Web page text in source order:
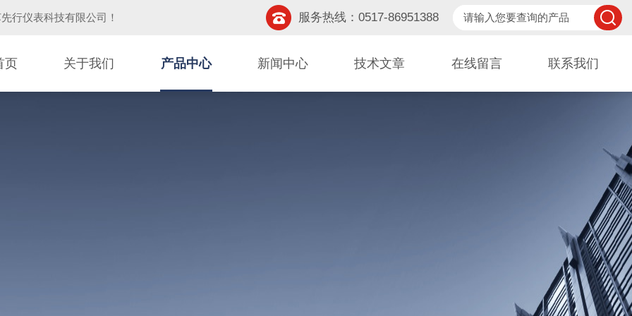
行仪表科技有限公司！ 服务热线：0517-86951388
页 关于我们 产品中心 新闻中心 技术文章 在线留言 联系我们